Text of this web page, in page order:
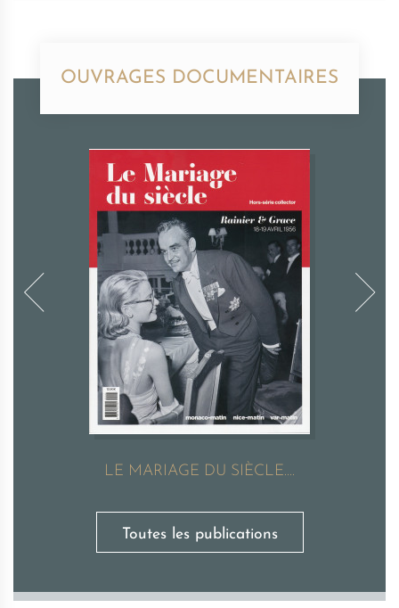
OUVRAGES DOCUMENTAIRES
LE MARIAGE DU SIÈCLE....
Toutes les publications